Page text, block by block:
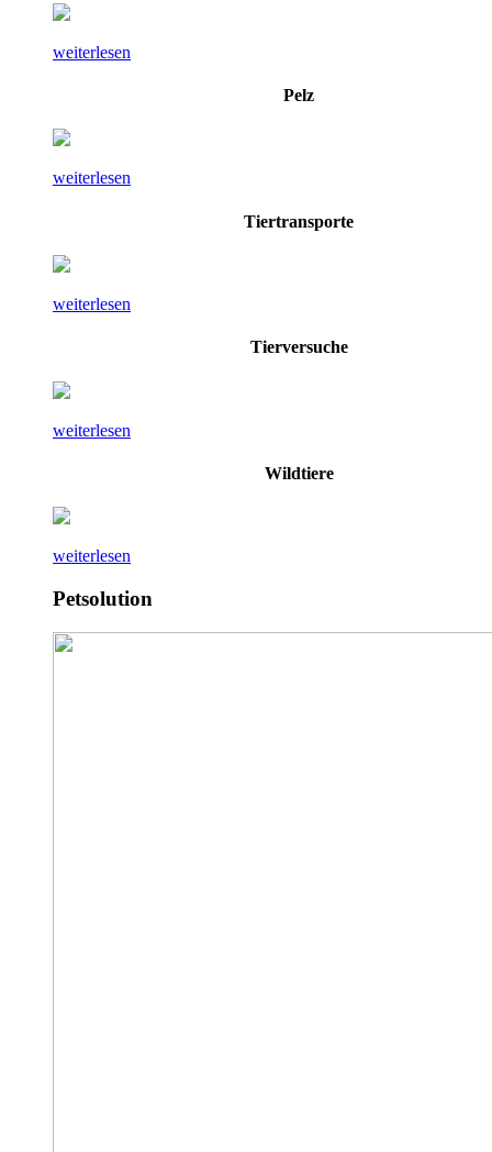
weiterlesen
Pelz
weiterlesen
Tiertransporte
weiterlesen
Tierversuche
weiterlesen
Wildtiere
weiterlesen
Petsolution